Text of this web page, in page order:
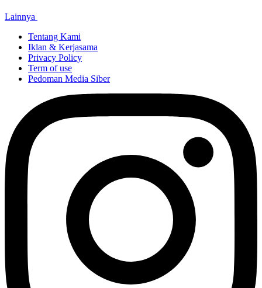
Lainnya
Tentang Kami
Iklan & Kerjasama
Privacy Policy
Term of use
Pedoman Media Siber